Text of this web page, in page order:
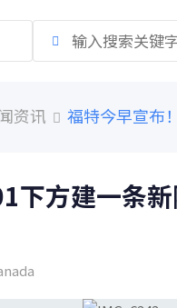
资讯 福特今早宣布
下方建一条